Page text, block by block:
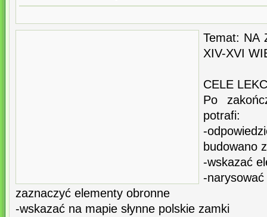
Temat: NA
XIV-XVI
CELE
Po
potrafi:
-
budowano
-wskazać
-
zaznaczyć elementy obronne
-wskazać na mapie słynne polskie zamki